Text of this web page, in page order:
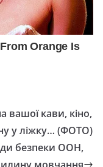
вашої кави, кіно,
у ліжку… (ФОТО)
безпеки ООН,